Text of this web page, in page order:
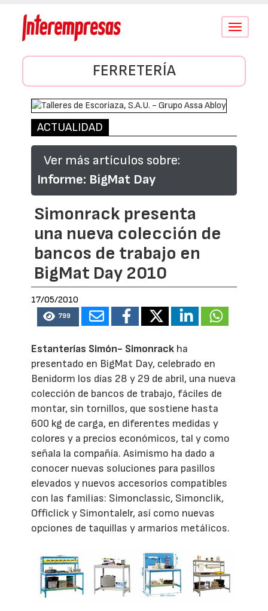
Conmutar
FERRETERÍA
ACTUALIDAD
Ver más artículos sobre:
Informe: BigMat Day
Simonrack presenta
una nueva colección de
bancos de trabajo en
BigMat Day 2010
17/05/2010
799
Estanterías Simón- Simonrack ha
presentado en BigMat Day, celebrado en
Benidorm los días 28 y 29 de abril, una nueva
colección de bancos de trabajo, fáciles de
montar, sin tornillos, que sostiene hasta
600 kg de carga, en diferentes medidas y
colores y a precios económicos, tal y como
señala la compañía. Asimismo ha dado a
conocer nuevas soluciones para pasillos
elevados y nuevos accesorios compatibles
con las familias: Simonclassic, Simonclik,
Officlick y Simontalelr, así como nuevas
opciones de taquillas y armarios metálicos.